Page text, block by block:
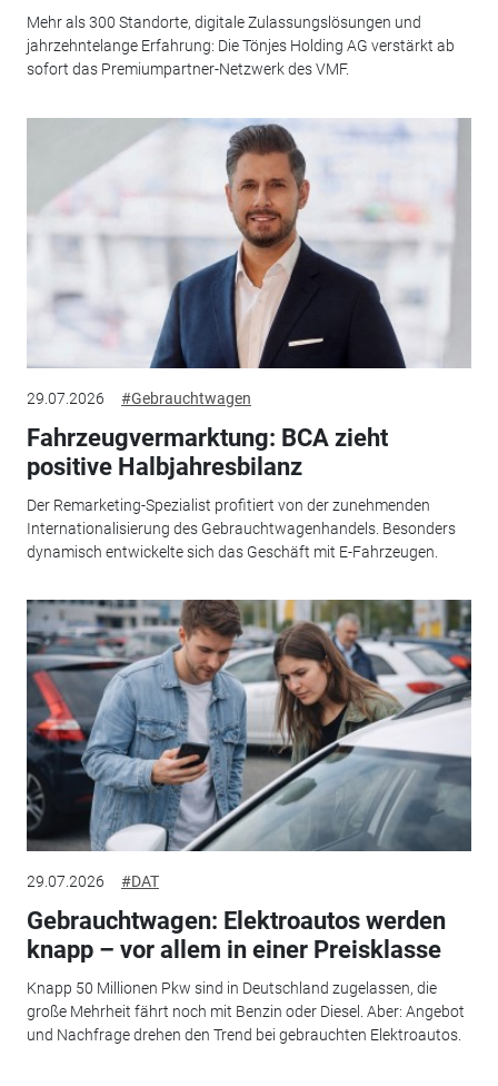
Mehr als 300 Standorte, digitale Zulassungslösungen und
jahrzehntelange Erfahrung: Die Tönjes Holding AG verstärkt ab
sofort das Premiumpartner-Netzwerk des VMF.
29.07.2026 #Gebrauchtwagen
Fahrzeugvermarktung: BCA zieht
positive Halbjahresbilanz
Der Remarketing-Spezialist profitiert von der zunehmenden
Internationalisierung des Gebrauchtwagenhandels. Besonders
dynamisch entwickelte sich das Geschäft mit E-Fahrzeugen.
29.07.2026 #DAT
Gebrauchtwagen: Elektroautos werden
knapp – vor allem in einer Preisklasse
Knapp 50 Millionen Pkw sind in Deutschland zugelassen, die
große Mehrheit fährt noch mit Benzin oder Diesel. Aber: Angebot
und Nachfrage drehen den Trend bei gebrauchten Elektroautos.